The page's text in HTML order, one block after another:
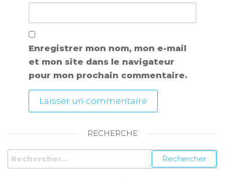
Enregistrer mon nom, mon e-mail
et mon site dans le navigateur
pour mon prochain commentaire.
RECHERCHE